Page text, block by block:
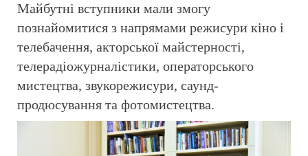
Майбутні вступники мали змогу
познайомитися з напрямами режисури кіно і
телебачення, акторської майстерності,
телерадіожурналістики, операторського
мистецтва, звукорежисури, саунд-
продюсування та фотомистецтва.